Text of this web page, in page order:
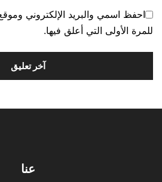
احفظ اسمي والبريد الإلكتروني
للمرة الأولى التي أعلق فيها.
عنا